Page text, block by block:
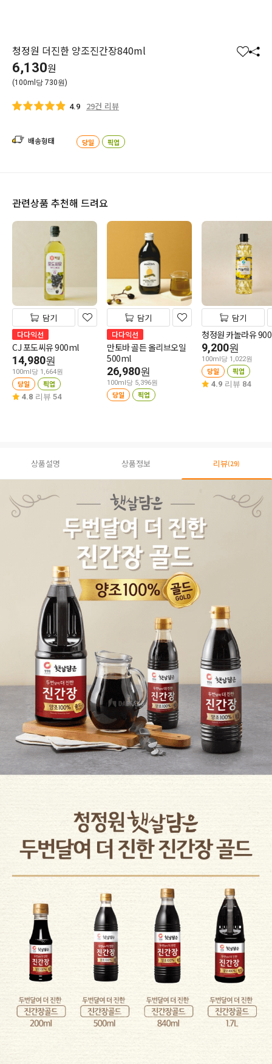
청정원 더진한 양조진간장840ml
찜 공
6,130원
(100ml당 730원)
4.9 29건 리뷰
배송형태 당일 픽업
관련상품 추천해 드려요
담기
다다익선
CJ 포도씨유 900ml
14,980원
100ml당 1,664원
당일 픽업
4.8 리뷰 54
담기
다다익선
만토바 골든 올리브오일
500ml
26,980원
100ml당 5,396원
당일 픽업
담기
청정원 카놀라유
9,200원
100ml당 1,022원
당일 픽업
4.9 리뷰 84
상품설명 상품정보 리뷰(29)